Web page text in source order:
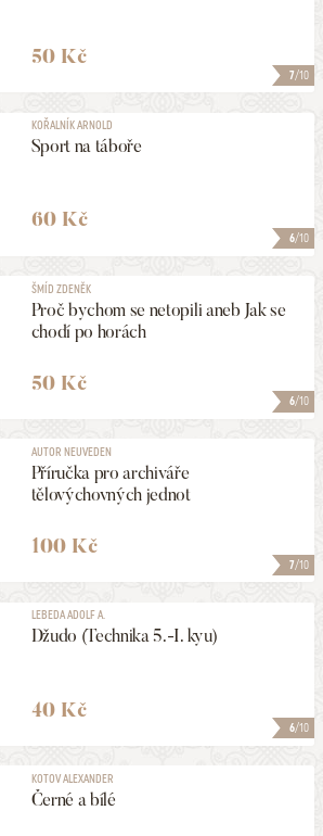
7/10
50 Kč
6/10
KOŘALNÍK ARNOLD
Sport na táboře
60 Kč
6/10
ŠMÍD ZDENĚK
Proč bychom se netopili aneb Jak se
chodí po horách
50 Kč
7/10
AUTOR NEUVEDEN
Příručka pro archiváře
tělovýchovných jednot
100 Kč
6/10
LEBEDA ADOLF A.
Džudo (Technika 5.-I. kyu)
40 Kč
KOTOV ALEXANDER
Černé a bílé